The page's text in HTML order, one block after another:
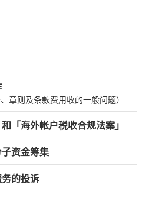
章则及条款费用收的一般问题）
「海外帐户税收合规法案」
资金筹集
的投诉